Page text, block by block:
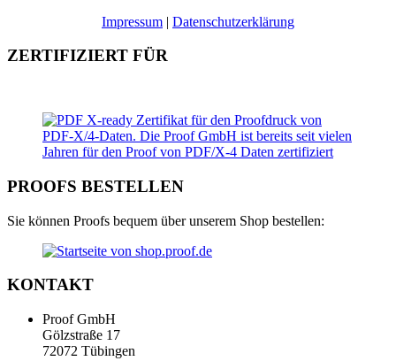
Impressum | Datenschutzerklärung
ZERTIFIZIERT FÜR
PROOFS BESTELLEN
Sie können Proofs bequem über unserem Shop bestellen:
KONTAKT
Proof GmbH
Gölzstraße 17
72072 Tübingen